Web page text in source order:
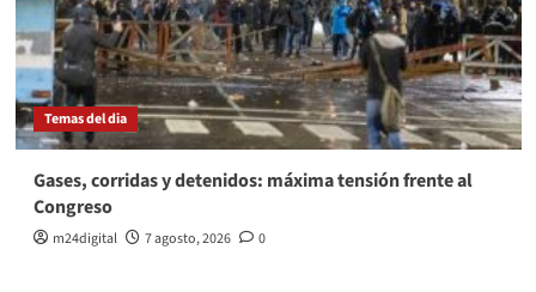
Temas del dia
Gases, corridas y detenidos: máxima tensión frente al
Congreso
m24digital 7 agosto, 2026 0